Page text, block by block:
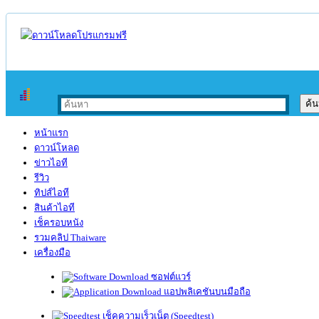
หน้าแรก
ดาวน์โหลด
ข่าวไอที
รีวิว
ทิปส์ไอที
สินค้าไอที
เช็ครอบหนัง
รวมคลิป Thaiware
เครื่องมือ
ซอฟต์แวร์
แอปพลิเคชันบนมือถือ
เช็คความเร็วเน็ต (Speedtest)